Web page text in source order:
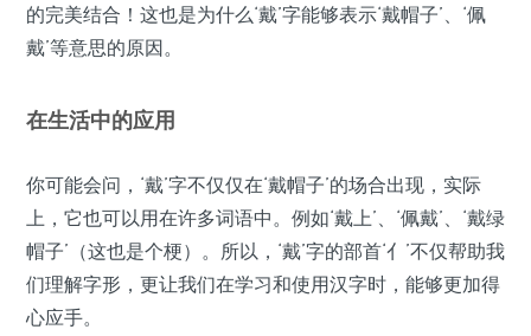
的完美结合！这也是为什么‘戴’字能够表示‘戴帽子’、‘佩
戴’等意思的原因。
在生活中的应用
你可能会问，‘戴’字不仅仅在‘戴帽子’的场合出现，实际
上，它也可以用在许多词语中。例如‘戴上’、‘佩戴’、‘戴绿
帽子’（这也是个梗）。所以，‘戴’字的部首‘亻’不仅帮助我
们理解字形，更让我们在学习和使用汉字时，能够更加得
心应手。